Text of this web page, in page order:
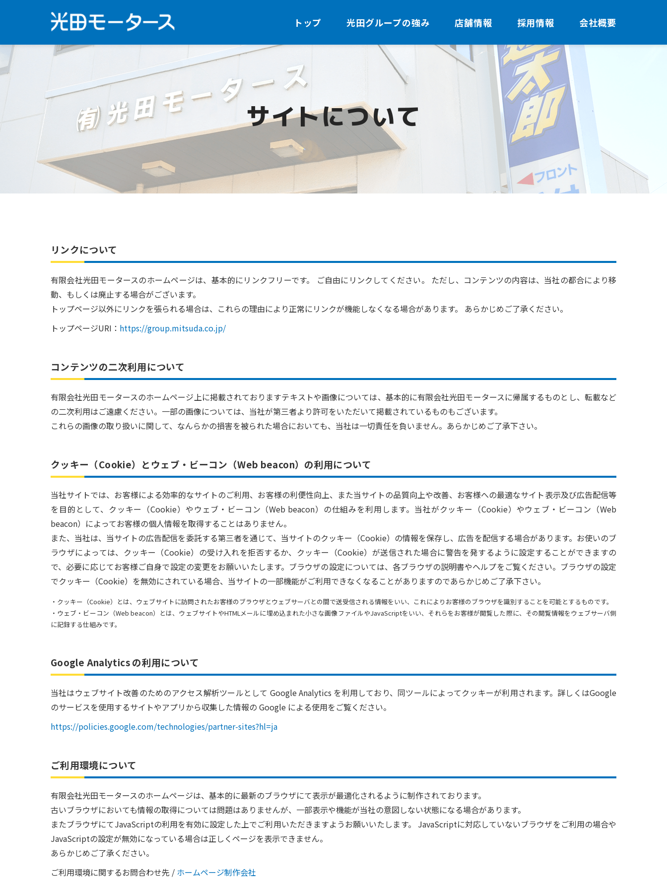
トップ 光田グループの強み 店舗情報 採用情報 会社概要
サイトについて
リンクについて
有限会社光田モータースのホームページは、基本的にリンクフリーです。 ご自由にリンクしてください。 ただし、コンテンツの内容は、当社の都合により移
動、もしくは廃止する場合がございます。
トップページ以外にリンクを張られる場合は、これらの理由により正常にリンクが機能しなくなる場合があります。 あらかじめご了承ください。
トップページURI： https://group.mitsuda.co.jp/
コンテンツの二次利用について
有限会社光田モータースのホームページ上に掲載されておりますテキストや画像については、基本的に有限会社光田モータースに帰属するものとし、転載など
の二次利用はご遠慮ください。一部の画像については、当社が第三者より許可をいただいて掲載されているものもございます。
これらの画像の取り扱いに関して、なんらかの損害を被られた場合においても、当社は一切責任を負いません。あらかじめご了承下さい。
クッキー（Cookie）とウェブ・ビーコン（Web beacon）の利用について
当社サイトでは、お客様による効率的なサイトのご利用、お客様の利便性向上、また当サイトの品質向上や改善、お客様への最適なサイト表示及び広告配信等
を目的として、クッキー（Cookie）やウェブ・ビーコン（Web beacon）の仕組みを利用します。当社がクッキー（Cookie）やウェブ・ビーコン（Web
beacon）によってお客様の個人情報を取得することはありません。
また、当社は、当サイトの広告配信を委託する第三者を通じて、当サイトのクッキー（Cookie）の情報を保存し、広告を配信する場合があります。お使いのブ
ラウザによっては、クッキー（Cookie）の受け入れを拒否するか、クッキー（Cookie）が送信された場合に警告を発するように設定することができますの
で、必要に応じてお客様ご自身で設定の変更をお願いいたします。ブラウザの設定については、各ブラウザの説明書やヘルプをご覧ください。ブラウザの設定
でクッキー（Cookie）を無効にされている場合、当サイトの一部機能がご利用できなくなることがありますのであらかじめご了承下さい。
・クッキー（Cookie）とは、ウェブサイトに訪問されたお客様のブラウザとウェブサーバとの間で送受信される情報をいい、これによりお客様のブラウザを識別することを可能とするものです。
・ウェブ・ビーコン（Web beacon）とは、ウェブサイトやHTMLメールに埋め込まれた小さな画像ファイルやJavaScriptをいい、それらをお客様が閲覧した際に、その閲覧情報をウェブサーバ側
に記録する仕組みです。
Google Analytics の利用について
当社はウェブサイト改善のためのアクセス解析ツールとして Google Analytics を利用しており、同ツールによってクッキーが利用されます。詳しくはGoogle
のサービスを使用するサイトやアプリから収集した情報の Google による使用をご覧ください。
https://policies.google.com/technologies/partner-sites?hl=ja
ご利用環境について
有限会社光田モータースのホームページは、基本的に最新のブラウザにて表示が最適化されるように制作されております。
古いブラウザにおいても情報の取得については問題はありませんが、一部表示や機能が当社の意図しない状態になる場合があります。
またブラウザにてJavaScriptの利用を有効に設定した上でご利用いただきますようお願いいたします。 JavaScriptに対応していないブラウザをご利用の場合や
JavaScriptの設定が無効になっている場合は正しくページを表示できません。
あらかじめご了承ください。
ご利用環境に関するお問合わせ先 / ホームページ制作会社